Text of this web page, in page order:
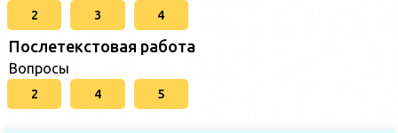
2 3 4
Послетекстовая работа
Вопросы
2 4 5